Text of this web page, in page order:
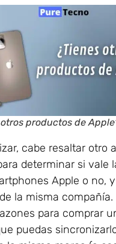
otros productos de
cabe resaltar otro
determinar si vale
Apple o no,
de la misma compañía.
para comprar
puedas